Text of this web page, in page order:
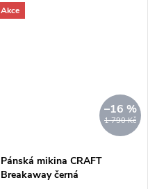
Akce
1 790 Kč
–16 %
Pánská mikina CRAFT
Breakaway černá